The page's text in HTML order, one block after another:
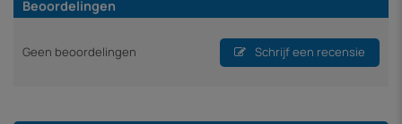
Beoordelingen
Geen beoordelingen Schrijf een recensie